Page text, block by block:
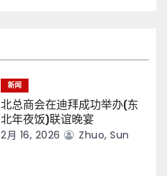
新闻
北总商会在迪拜成功举办(东
北年夜饭)联谊晚宴
2月 16, 2026 Zhuo, Sun